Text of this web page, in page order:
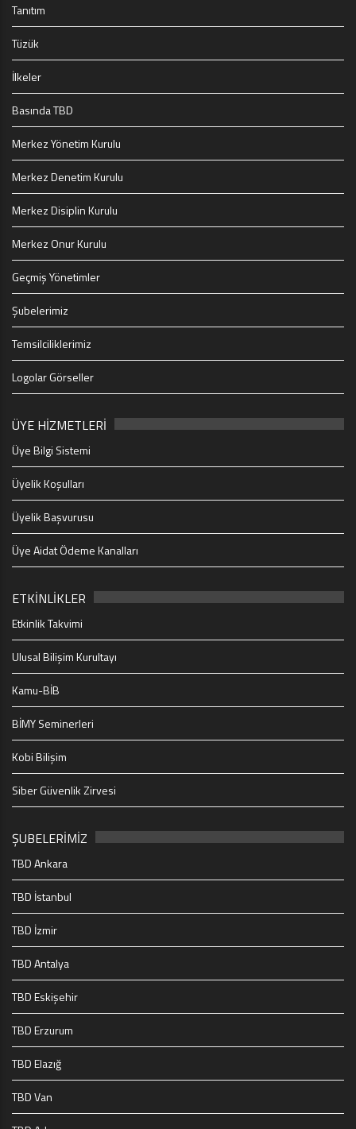
Tanıtım
Tüzük
İlkeler
Basında TBD
Merkez Yönetim Kurulu
Merkez Denetim Kurulu
Merkez Disiplin Kurulu
Merkez Onur Kurulu
Geçmiş Yönetimler
Şubelerimiz
Temsilciliklerimiz
Logolar Görseller
ÜYE HİZMETLERİ
Üye Bilgi Sistemi
Üyelik Koşulları
Üyelik Başvurusu
Üye Aidat Ödeme Kanalları
ETKİNLİKLER
Etkinlik Takvimi
Ulusal Bilişim Kurultayı
Kamu-BİB
BİMY Seminerleri
Kobi Bilişim
Siber Güvenlik Zirvesi
ŞUBELERİMİZ
TBD Ankara
TBD İstanbul
TBD İzmir
TBD Antalya
TBD Eskişehir
TBD Erzurum
TBD Elazığ
TBD Van